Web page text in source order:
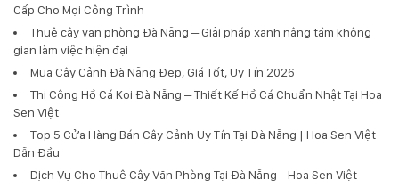
Cấp Cho Mọi Công Trình
Thuê cây văn phòng Đà Nẵng – Giải pháp xanh nâng tầm không
gian làm việc hiện đại
Mua Cây Cảnh Đà Nẵng Đẹp, Giá Tốt, Uy Tín 2026
Thi Công Hồ Cá Koi Đà Nẵng – Thiết Kế Hồ Cá Chuẩn Nhật Tại Hoa
Sen Việt
Top 5 Cửa Hàng Bán Cây Cảnh Uy Tín Tại Đà Nẵng | Hoa Sen Việt
Dẫn Đầu
Dịch Vụ Cho Thuê Cây Văn Phòng Tại Đà Nẵng - Hoa Sen Việt